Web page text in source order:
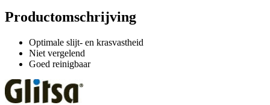
Productomschrijving
Optimale slijt- en krasvastheid
Niet vergelend
Goed reinigbaar